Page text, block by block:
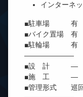
インターネ
■駐車場 有
■バイク置場 有
■駐輪場 有
―――――――
■設 計 ―
■施 工 ―
■管理形式 巡